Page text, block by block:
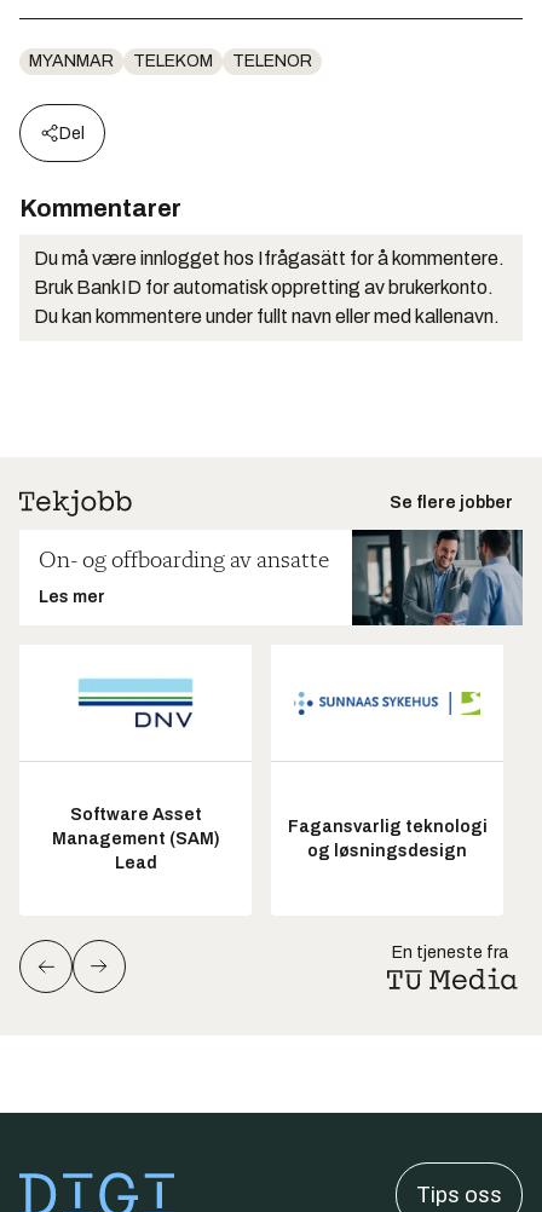
MYANMAR TELEKOM TELENOR
Del
Kommentarer
Du må være innlogget hos Ifrågasätt for å kommentere.
Bruk BankID for automatisk oppretting av brukerkonto.
Du kan kommentere under fullt navn eller med kallenavn.
Se flere jobber
On- og offboarding av ansatte
Les mer
Software Asset
Management (SAM)
Lead
Fagansvarlig teknologi
og løsningsdesign
En tjeneste fra
Tips oss